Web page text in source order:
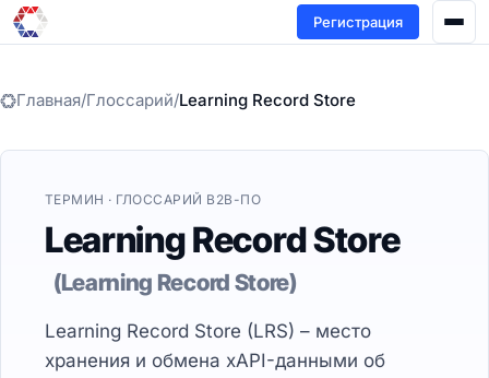
Регистрация
Главная/Глоссарий/Learning Record Store
ТЕРМИН · ГЛОССАРИЙ B2B-ПО
Learning Record Store
(Learning Record Store)
Learning Record Store (LRS) – место
хранения и обмена xAPI-данными об